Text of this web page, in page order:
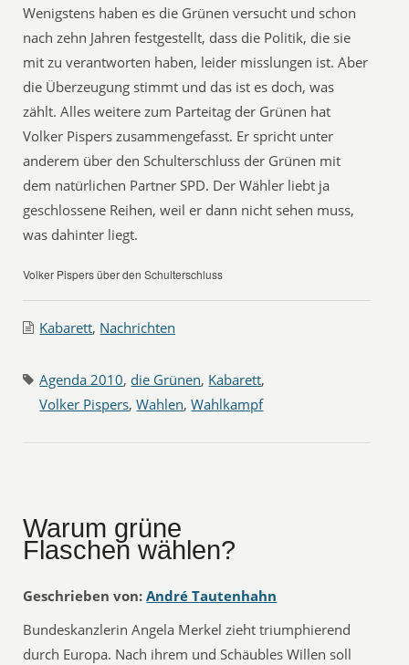
Wenigstens haben es die Grünen versucht und schon
nach zehn Jahren festgestellt, dass die Politik, die sie
mit zu verantworten haben, leider misslungen ist. Aber
die Überzeugung stimmt und das ist es doch, was
zählt. Alles weitere zum Parteitag der Grünen hat
Volker Pispers zusammengefasst. Er spricht unter
anderem über den Schulterschluss der Grünen mit
dem natürlichen Partner SPD. Der Wähler liebt ja
geschlossene Reihen, weil er dann nicht sehen muss,
was dahinter liegt.
Volker Pispers über den Schulterschluss
Kabarett, Nachrichten
Agenda 2010, die Grünen, Kabarett,
Volker Pispers,Wahlen,Wahlkampf
Warum grüne
Flaschen wählen?
Geschrieben von: André Tautenhahn
Bundeskanzlerin Angela Merkel zieht triumphierend
durch Europa. Nach ihrem und Schäubles Willen soll